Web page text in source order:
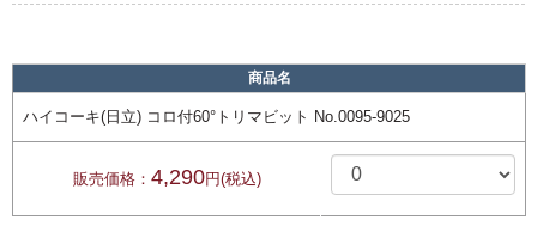
商品名
ハイコーキ(日立) コロ付60°トリマビット No.0095-9025
販売価格： 4,290円(税込)